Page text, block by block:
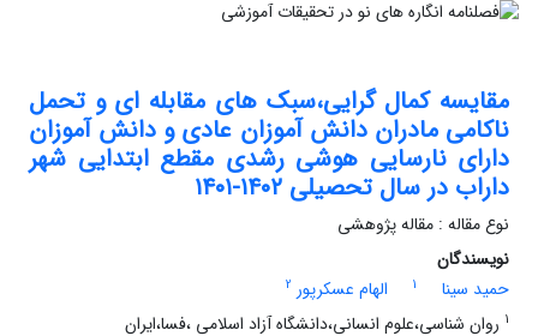
مقایسه کمال گرایی،سبک های مقابله ای و تحمل
ناکامی مادران دانش آموزان عادی و دانش آموزان
دارای نارسایی هوشی رشدی مقطع ابتدایی شهر
داراب در سال تحصیلی ۱۴۰۲-۱۴۰۱
نوع مقاله : مقاله پژوهشی
نویسندگان
حمید سینا
1 الهام عسکرپور 2
1 روان شناسی،علوم انسانی،دانشگاه آزاد اسلامی ،فسا،ایران